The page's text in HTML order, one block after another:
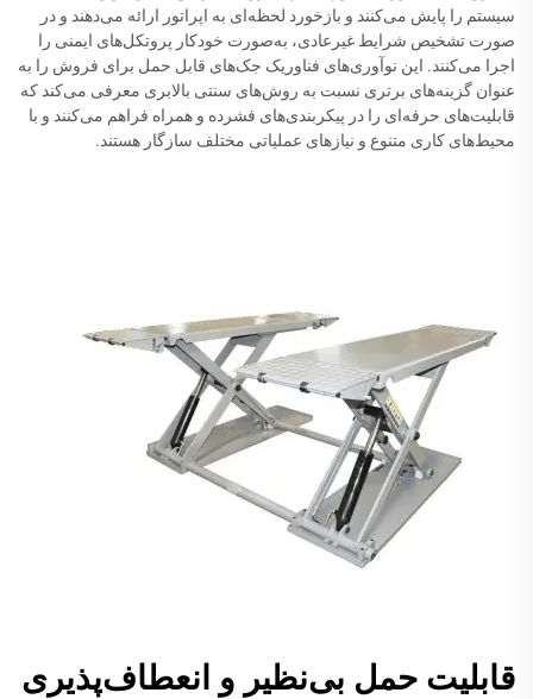
سیستم را پایش می‌کنند و بازخورد لحظه‌ای به اپراتور ارائه می‌دهند و در
صورت تشخیص شرایط غیرعادی، به‌صورت خودکار پروتکل‌های ایمنی را
اجرا می‌کنند. این نوآوری‌های فناوریک جک‌های قابل حمل برای فروش را به
عنوان گزینه‌های برتری نسبت به روش‌های سنتی بالابری معرفی می‌کند که
قابلیت‌های حرفه‌ای را در پیکربندی‌های فشرده و همراه فراهم می‌کنند و با
محیط‌های کاری متنوع و نیازهای عملیاتی مختلف سازگار هستند.
قابلیت حمل بی‌نظیر و انعطاف‌پذیری